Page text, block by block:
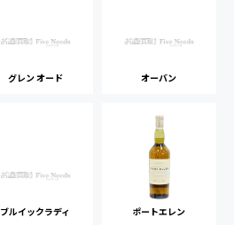
グレン オード オーバン
ブルイックラディ ポートエレン